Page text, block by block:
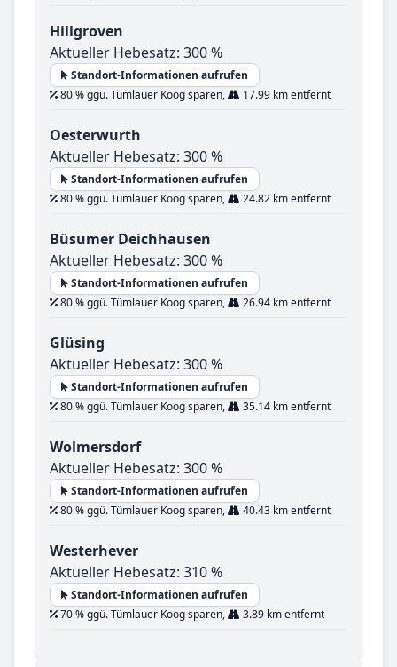
Hillgroven
Aktueller Hebesatz: 300 %
Standort-Informationen aufrufen
80 % ggü. Tümlauer Koog sparen,
17.99 km entfernt
Oesterwurth
Aktueller Hebesatz: 300 %
Standort-Informationen aufrufen
80 % ggü. Tümlauer Koog sparen,
24.82 km entfernt
Büsumer Deichhausen
Aktueller Hebesatz: 300 %
Standort-Informationen aufrufen
80 % ggü. Tümlauer Koog sparen,
26.94 km entfernt
Glüsing
Aktueller Hebesatz: 300 %
Standort-Informationen aufrufen
80 % ggü. Tümlauer Koog sparen,
35.14 km entfernt
Wolmersdorf
Aktueller Hebesatz: 300 %
Standort-Informationen aufrufen
80 % ggü. Tümlauer Koog sparen,
40.43 km entfernt
Westerhever
Aktueller Hebesatz: 310 %
Standort-Informationen aufrufen
70 % ggü. Tümlauer Koog sparen,
3.89 km entfernt